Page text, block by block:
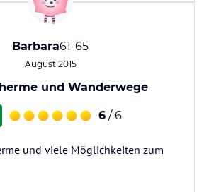
Barbara61-65
August 2015
und Wanderwege
6 / 6
und viele Möglichkeiten zum